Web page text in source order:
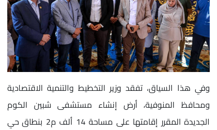
وفي هذا السياق، تفقد وزير التخطيط والتنمية الاقتصادية
ومحافظ المنوفية، أرض إنشاء مستشفى شبين الكوم
الجديدة المقرر إقامتها على مساحة 14 ألف م2 بنطاق حي